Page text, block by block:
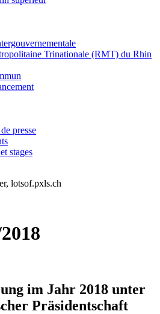
Trinationale (RMT) du Rhin
presse
stages
lotsof.pxls.ch
im Jahr 2018 unter
Präsidentschaft